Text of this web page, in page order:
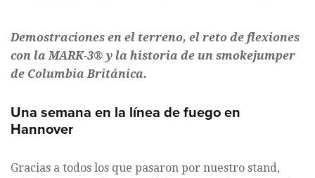
Demostraciones en el terreno, el reto de flexiones
con la MARK-3® y la historia de un smokejumper
de Columbia Británica.
Una semana en la línea de fuego en
Hannover
Gracias a todos los que pasaron por nuestro stand,